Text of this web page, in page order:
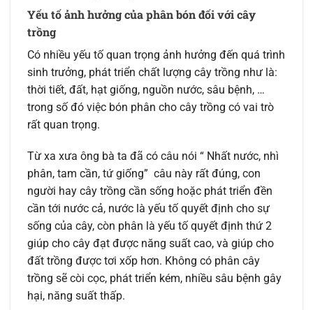
Yếu tố ảnh hưởng của phân bón đối với cây
trồng
Có nhiều yếu tố quan trọng ảnh hưởng đến quá trình
sinh trưởng, phát triển chất lượng cây trồng như là:
thời tiết, đất, hạt giống, nguồn nước, sâu bệnh, …
trong số đó việc bón phân cho cây trồng có vai trò
rất quan trọng.
Từ xa xưa ông bà ta đã có câu nói “ Nhất nước, nhì
phân, tam cần, tứ giống” câu này rất đúng, con
người hay cây trồng cần sống hoặc phát triển đền
cần tới nước cả, nước là yếu tố quyết định cho sự
sống của cây, còn phân là yếu tố quyết định thứ 2
giúp cho cây đạt được năng suất cao, và giúp cho
đất trồng được tơi xốp hơn. Không có phân cây
trồng sẽ còi cọc, phát triển kém, nhiều sâu bệnh gây
hại, năng suất thấp.